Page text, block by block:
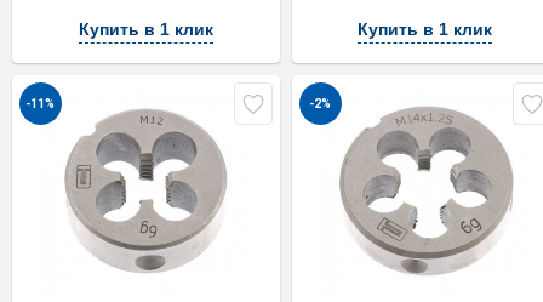
Купить в 1 клик Купить в 1 клик
-11% -2%